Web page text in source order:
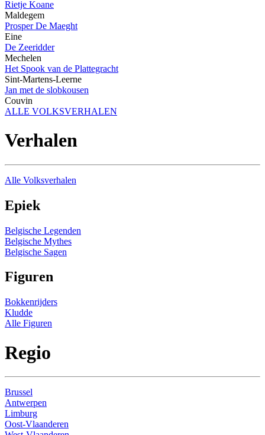
Rietje Koane
Maldegem
Prosper De Maeght
Eine
De Zeeridder
Mechelen
Het Spook van de Plattegracht
Sint-Martens-Leerne
Jan met de slobkousen
Couvin
ALLE VOLKSVERHALEN
Verhalen
Alle Volksverhalen
Epiek
Belgische Legenden
Belgische Mythes
Belgische Sagen
Figuren
Bokkenrijders
Kludde
Alle Figuren
Regio
Brussel
Antwerpen
Limburg
Oost-Vlaanderen